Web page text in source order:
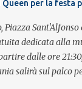
per la festa
Piazza
dedicata alla
dalle ore
salirà sul palco